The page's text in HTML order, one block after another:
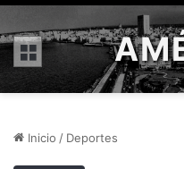
Menú
Inicio / Deportes